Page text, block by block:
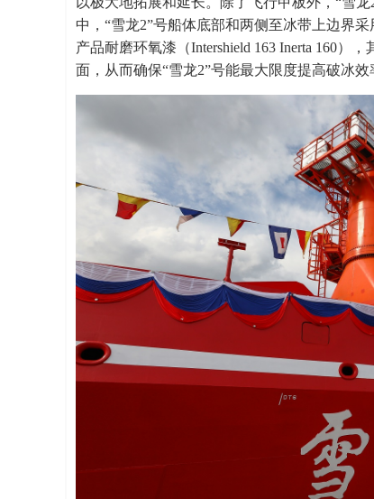
中，“雪龙2”号船体底部和两侧至冰带上边界
产品耐磨环氧漆（Intershield 163 Inerta 160）
面，从而确保“雪龙2”号能最大限度提高破冰效